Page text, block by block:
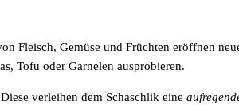
Fleisch, Gemüse und Früchten eröffnen
Tofu oder Garnelen ausprobieren.
verleihen dem Schaschlik eine